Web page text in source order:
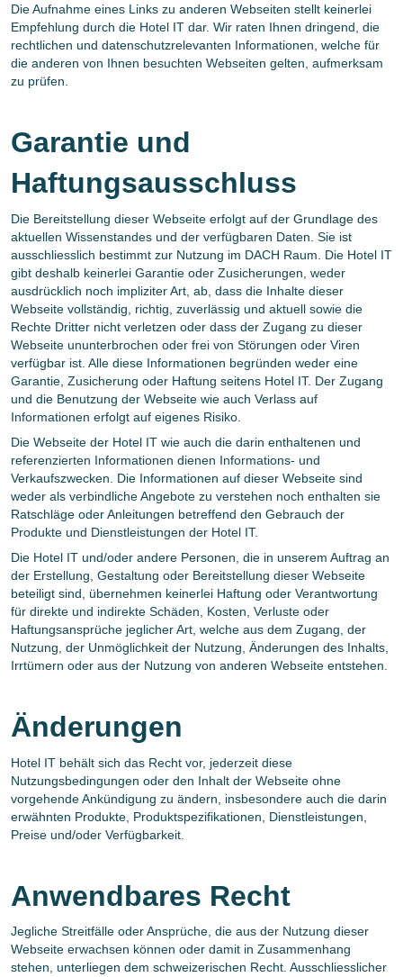
Die Aufnahme eines Links zu anderen Webseiten stellt keinerlei
Empfehlung durch die Hotel IT dar. Wir raten Ihnen dringend, die
rechtlichen und datenschutzrelevanten Informationen, welche für
die anderen von Ihnen besuchten Webseiten gelten, aufmerksam
zu prüfen.
Garantie und
Haftungsausschluss
Die Bereitstellung dieser Webseite erfolgt auf der Grundlage des
aktuellen Wissenstandes und der verfügbaren Daten. Sie ist
ausschliesslich bestimmt zur Nutzung im DACH Raum. Die Hotel IT
gibt deshalb keinerlei Garantie oder Zusicherungen, weder
ausdrücklich noch impliziter Art, ab, dass die Inhalte dieser
Webseite vollständig, richtig, zuverlässig und aktuell sowie die
Rechte Dritter nicht verletzen oder dass der Zugang zu dieser
Webseite ununterbrochen oder frei von Störungen oder Viren
verfügbar ist. Alle diese Informationen begründen weder eine
Garantie, Zusicherung oder Haftung seitens Hotel IT. Der Zugang
und die Benutzung der Webseite wie auch Verlass auf
Informationen erfolgt auf eigenes Risiko.
Die Webseite der Hotel IT wie auch die darin enthaltenen und
referenzierten Informationen dienen Informations- und
Verkaufszwecken. Die Informationen auf dieser Webseite sind
weder als verbindliche Angebote zu verstehen noch enthalten sie
Ratschläge oder Anleitungen betreffend den Gebrauch der
Produkte und Dienstleistungen der Hotel IT.
Die Hotel IT und/oder andere Personen, die in unserem Auftrag an
der Erstellung, Gestaltung oder Bereitstellung dieser Webseite
beteiligt sind, übernehmen keinerlei Haftung oder Verantwortung
für direkte und indirekte Schäden, Kosten, Verluste oder
Haftungsansprüche jeglicher Art, welche aus dem Zugang, der
Nutzung, der Unmöglichkeit der Nutzung, Änderungen des Inhalts,
Irrtümern oder aus der Nutzung von anderen Webseite entstehen.
Änderungen
Hotel IT behält sich das Recht vor, jederzeit diese
Nutzungsbedingungen oder den Inhalt der Webseite ohne
vorgehende Ankündigung zu ändern, insbesondere auch die darin
erwähnten Produkte, Produktspezifikationen, Dienstleistungen,
Preise und/oder Verfügbarkeit.
Anwendbares Recht
Jegliche Streitfälle oder Ansprüche, die aus der Nutzung dieser
Webseite erwachsen können oder damit in Zusammenhang
stehen, unterliegen dem schweizerischen Recht. Ausschliesslicher